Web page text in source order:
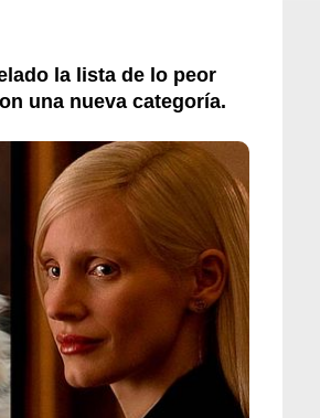
esta noticia
la lista de lo peor
una nueva categoría.